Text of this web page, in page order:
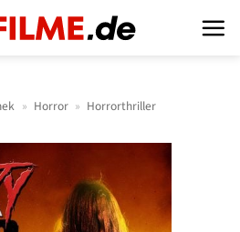
» Horror » Horrorthriller